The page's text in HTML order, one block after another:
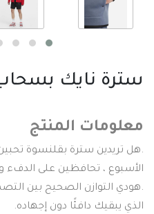
سترة نايك
معلومات المنتج
.هل تريدين سترة بقلنسوة
الأسبوع ، تحافظين على الدفء
.هودي التوازن الصحيح بين
الذي يبقيك دافئًا دون إجهاده.